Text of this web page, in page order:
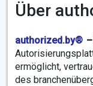
Über
authorized.by®
ermöglicht,
des